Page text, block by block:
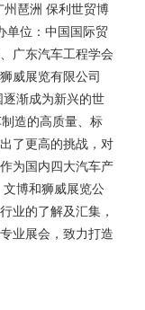
琶洲 保利世贸博
位：中国国际贸
广东汽车工程学会
威展览有限公司
渐成为新兴的世
造的高质量、标
了更高的挑战，对
为国内四大汽车产
博和狮威展览公
业的了解及汇集，
业展会，致力打造